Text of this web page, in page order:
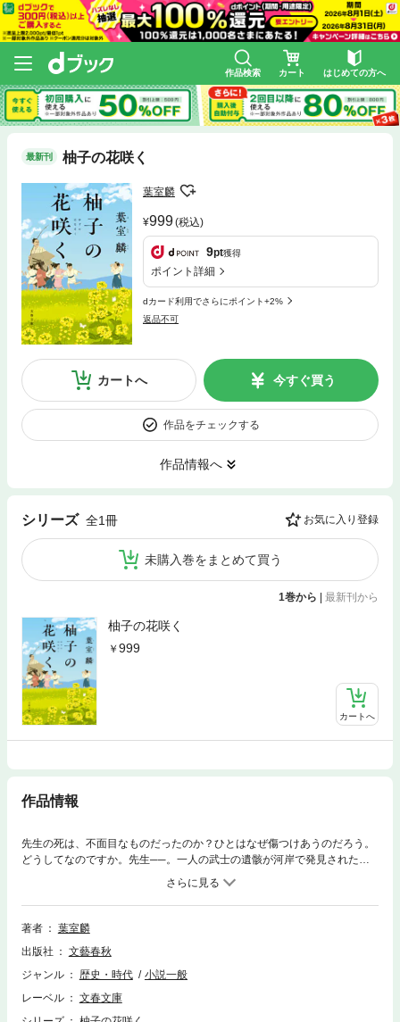
作品検索 カート はじめての方へ
最新刊 柚子の花咲く
葉室麟
999(税込)
9pt獲得
ポイント詳細
dカード利用でさらにポイント+2%
返品不可
カートへ 今すぐ買う
作品をチェックする
作品情報へ
シリーズ 全1冊 お気に入り登録
未購入巻をまとめて買う
1巻から | 最新刊から
柚子の花咲く
999
カートへ
作品情報
先生の死は、不面目なものだったのか？ひとはなぜ傷つけあうのだろう。
どうしてなのですか。先生──。一人の武士の遺骸が河岸で発見された。
殺されたのは村塾の教師・梶与五郎。村塾とは、武士、町人、農民が一緒
に勉強する、郷学と言われる場。与五郎は貧しい子どもに自分の弁当を与
えて、いつも自分はお腹を鳴らしているような男だった。しかし、無惨な
遺体で発見された後、なぜか急に梶にまつわる悪い噂がささやかれるよう
たのか？かつての教え子、日坂藩士の筒井恭平は、死の真相を探るべく鵜
ノ島藩に決死の潜入を試みる。胸震わせる傑作時代小説！解説・江上剛
年、柿八年──」「柚子は九年で花が咲く、か」「梨の大馬鹿十八年とも
著者
葉室麟
出版社
文藝春秋
ジャンル
歴史・時代
小説一般
レーベル
文春文庫